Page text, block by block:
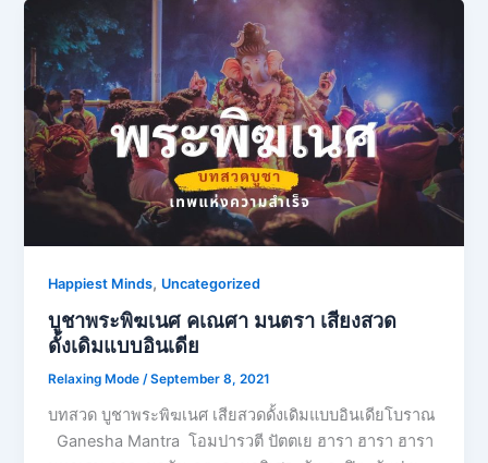
Happiest Minds, Uncategorized
บูชาพระพิฆเนศ คเณศา มนตรา เสียงสวด
ดั้งเดิมแบบอินเดีย
Relaxing Mode/September 8, 2021
บทสวด บูชาพระพิฆเนศ เสียสวดดั้งเดิมแบบอินเดียโบราณ
Ganesha Mantra โอมปารวตี ปัตตเย ฮารา ฮารา ฮารา